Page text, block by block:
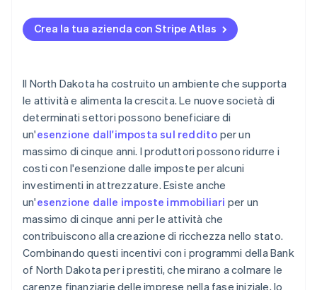
Mantenere aggiornato il tuo nome commerciale
Presentare la relazione annuale
Registrazione su Atlas
Accettazione di pagamenti e operazioni bancarie
Acquisto di azioni senza contanti da parte del
fondatore
Presentazione automatica della dichiarazione
fiscale 83(b)
Documenti legali aziendali con idoneità globale
Un anno gratuito di Stripe Payments, più 50.000
USD in crediti e sconti offerti dai partner
Crea la tua azienda con Stripe Atlas
Il North Dakota ha costruito un ambiente che supporta
le attività e alimenta la crescita. Le nuove società di
determinati settori possono beneficiare di
un'esenzione dall'imposta sul reddito per un
massimo di cinque anni. I produttori possono ridurre i
costi con l'esenzione dalle imposte per alcuni
investimenti in attrezzature. Esiste anche
un'esenzione dalle imposte immobiliari per un
massimo di cinque anni per le attività che
contribuiscono alla creazione di ricchezza nello stato.
Combinando questi incentivi con i programmi della Bank
of North Dakota per i prestiti, che mirano a colmare le
carenze finanziarie delle imprese nella fase iniziale, lo